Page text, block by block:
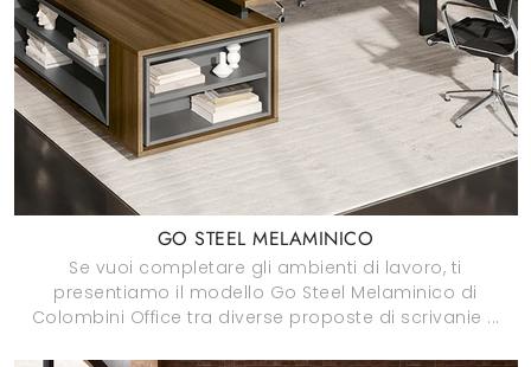
GO STEEL MELAMINICO
Se vuoi completare gli ambienti di lavoro, ti
presentiamo il modello Go Steel Melaminico di
Colombini Office tra diverse proposte di scrivanie ...